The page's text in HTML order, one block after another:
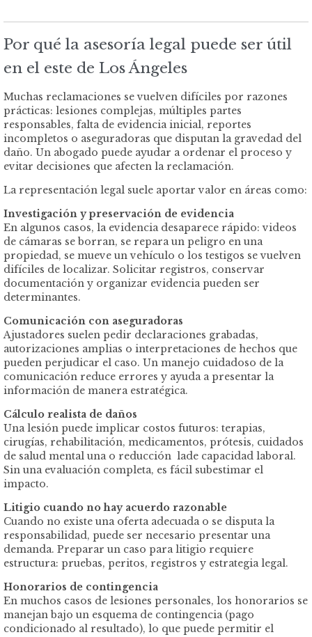
Por qué la asesoría legal puede ser útil
en el este de Los Ángeles
Muchas reclamaciones se vuelven difíciles por razones
prácticas: lesiones complejas, múltiples partes
responsables, falta de evidencia inicial, reportes
incompletos o aseguradoras que disputan la gravedad del
daño. Un abogado puede ayudar a ordenar el proceso y
evitar decisiones que afecten la reclamación.
La representación legal suele aportar valor en áreas como:
Investigación y preservación de evidencia
En algunos casos, la evidencia desaparece rápido: videos
de cámaras se borran, se repara un peligro en una
propiedad, se mueve un vehículo o los testigos se vuelven
difíciles de localizar. Solicitar registros, conservar
documentación y organizar evidencia pueden ser
determinantes.
Comunicación con aseguradoras
Ajustadores suelen pedir declaraciones grabadas,
autorizaciones amplias o interpretaciones de hechos que
pueden perjudicar el caso. Un manejo cuidadoso de la
comunicación reduce errores y ayuda a presentar la
información de manera estratégica.
Cálculo realista de daños
Una lesión puede implicar costos futuros: terapias,
cirugías, rehabilitación, medicamentos, prótesis, cuidados
de salud mental una o reducción lade capacidad laboral.
Sin una evaluación completa, es fácil subestimar el
impacto.
Litigio cuando no hay acuerdo razonable
Cuando no existe una oferta adecuada o se disputa la
responsabilidad, puede ser necesario presentar una
demanda. Preparar un caso para litigio requiere
estructura: pruebas, peritos, registros y estrategia legal.
Honorarios de contingencia
En muchos casos de lesiones personales, los honorarios se
manejan bajo un esquema de contingencia (pago
condicionado al resultado), lo que puede permitir el